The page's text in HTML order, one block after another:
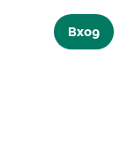
Вход